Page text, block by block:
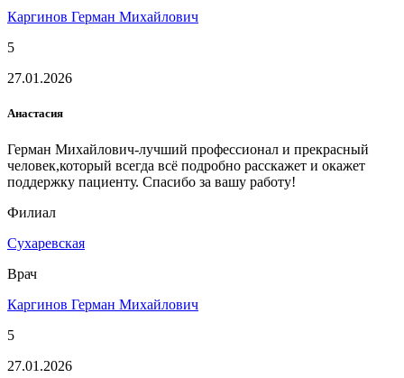
Каргинов Герман Михайлович
5
27.01.2026
Анастасия
Герман Михайлович-лучший профессионал и прекрасный
человек,который всегда всё подробно расскажет и окажет
поддержку пациенту. Спасибо за вашу работу!
Филиал
Сухаревская
Врач
Каргинов Герман Михайлович
5
27.01.2026